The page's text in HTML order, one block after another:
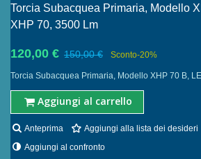
Torcia Subacquea Primaria, Modello
XHP 70, 3500 Lm
120,00 € 150,00 € Sconto-20%
Torcia Subacquea Primaria, Modello XHP 70 B,
Aggiungi al carrello
Anteprima Aggiungi alla lista dei desideri
Aggiungi al confronto